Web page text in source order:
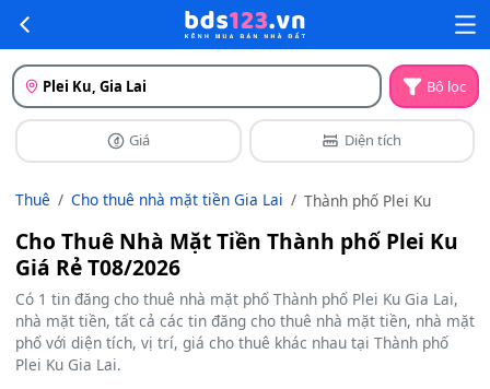
Plei Ku, Gia Lai Bộ lọc
Giá Diện tích
Thuê Cho thuê nhà mặt tiền Gia Lai Thành phố Plei Ku
Cho Thuê Nhà Mặt Tiền Thành phố Plei Ku
Giá Rẻ T08/2026
Có 1 tin đăng cho thuê nhà mặt phố Thành phố Plei Ku Gia Lai,
nhà mặt tiền, tất cả các tin đăng cho thuê nhà mặt tiền, nhà mặt
phố với diện tích, vị trí, giá cho thuê khác nhau tại Thành phố
Plei Ku Gia Lai.